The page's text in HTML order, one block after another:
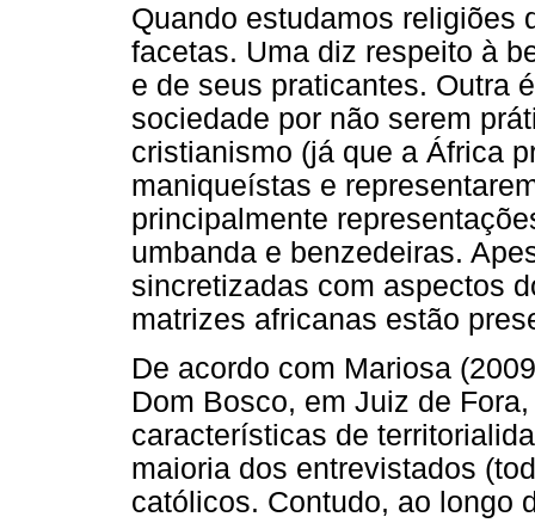
Quando estudamos religiões
facetas. Uma diz respeito à
e de seus praticantes. Outra
sociedade por não serem
cristianismo (já que a África
maniqueístas e
principalmente
umbanda e benzedeiras.
sincretizadas com aspectos
matrizes africanas estão
De acordo com Mariosa
Dom Bosco, em Juiz de
características de
maioria dos entrevistados
católicos. Contudo, ao longo